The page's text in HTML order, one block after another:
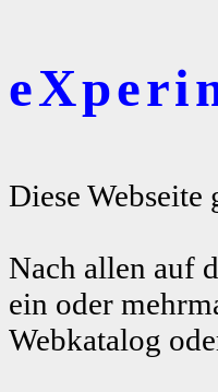
Diese
Nach allen auf
ein oder
Webkatalog